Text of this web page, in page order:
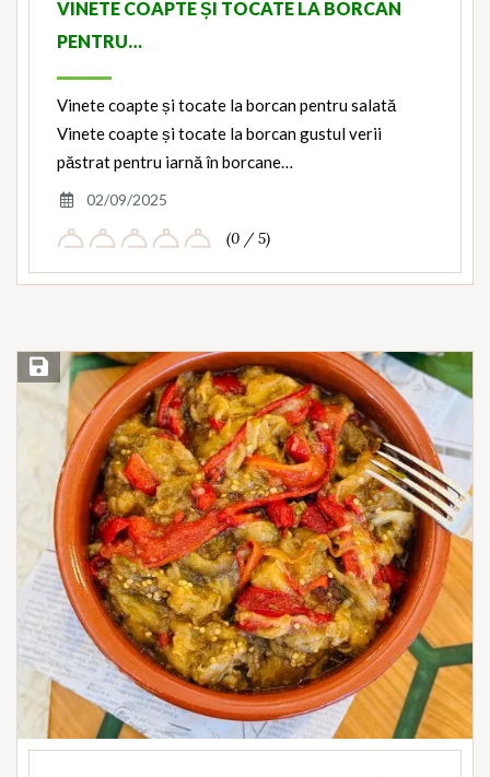
VINETE COAPTE ȘI TOCATE LA BORCAN
PENTRU…
Vinete coapte și tocate la borcan pentru salată
Vinete coapte și tocate la borcan gustul verii
păstrat pentru iarnă în borcane…
02/09/2025
(0 / 5)
Save Recipe